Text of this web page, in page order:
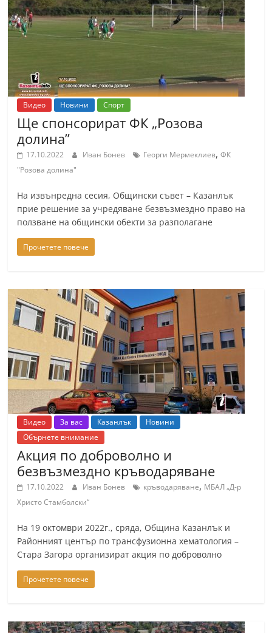
т
К
а
н
л
ъ
и
б
л
с
т
а
р
а
З
а
г
о
р
а
–
k
a
a
n
l
a
.
Видео Новини Спорт
Ще спонсорират ФК „Розова
долина”
17.10.2022 Иван Бонев Георги Мермеклиев,ФК
"Розова долина"
На извънредна сесия, Общински съвет – Казанлък
прие решение за учредяване безвъзмездно право на
ползване на общински обекти за разполагане
Прочетете повече
Видео За вас Казанлък
Новини
Обърнете внимание
Акция по доброволно и
безвъзмездно кръводаряване
17.10.2022 Иван Бонев кръводаряване, МБАЛ „Д-р
Христо Стамболски“
На 19 октомври 2022г., сряда, Община Казанлък и
Районният център по трансфузионна хематология –
Стара Загора организират акция по доброволно
Прочетете повече